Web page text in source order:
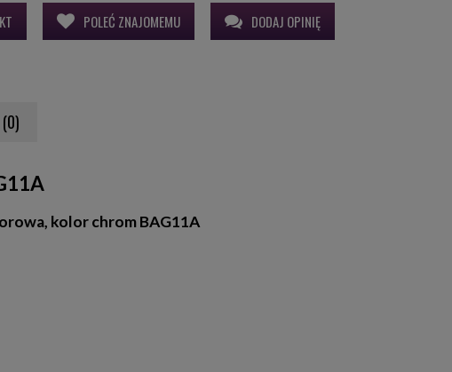
POLEĆ ZNAJOMEMU DODAJ OPINIĘ
(0)
kolor chrom BAG11A